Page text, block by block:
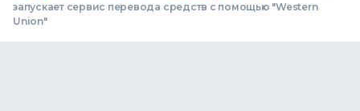
запускает сервис перевода средств с помощью "Western
Union"